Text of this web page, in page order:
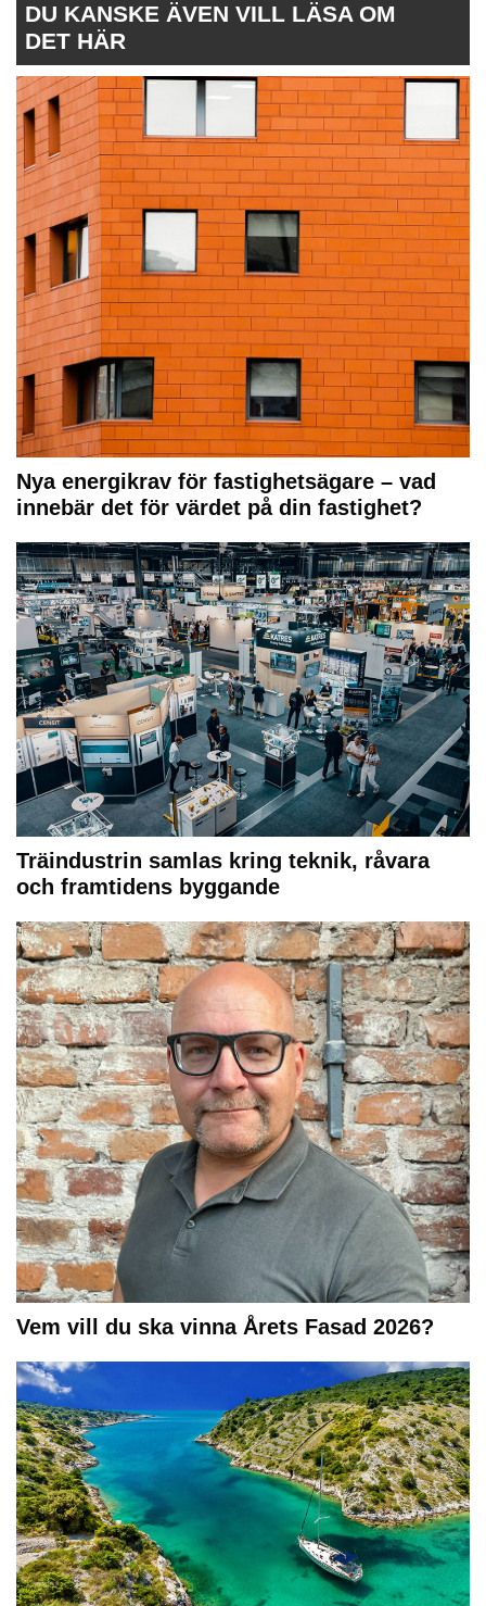
DU KANSKE ÄVEN VILL LÄSA OM
DET HÄR
Nya energikrav för fastighetsägare – vad
innebär det för värdet på din fastighet?
Träindustrin samlas kring teknik, råvara
och framtidens byggande
Vem vill du ska vinna Årets Fasad 2026?